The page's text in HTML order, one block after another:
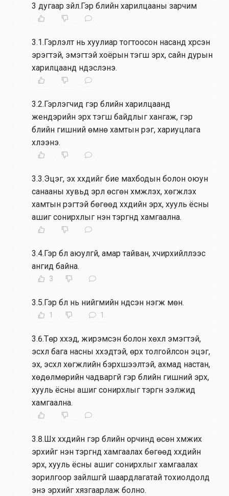
3 дугаар зүйл.Гэр бүлийн харилцааны зарчим
3.1.Гэрлэлт нь хуулиар тогтоосон насанд хүрсэн
эрэгтэй, эмэгтэй хоёрын тэгш эрх, сайн дурын
харилцаанд үндэслэнэ.
3.2.Гэрлэгчид гэр бүлийн харилцаанд
жендэрийн эрх тэгш байдлыг хангаж, гэр
бүлийн гишүүний өмнө хамтын үүрэг, хариуцлага
хүлээнэ.
3.3.Эцэг, эх хүүхдийг бие махбодын болон оюун
санааны хувьд эрүүл өсгөн хүмүүжүүлэх, хөгжүүлэх
хамтын үүрэгтэй бөгөөд хүүхдийн эрх, хууль ёсны
ашиг сонирхлыг нэн тэргүүнд хамгаална.
3.4.Гэр бүл аюулгүй, амар тайван, хүчирхийллээс
ангид байна.
3
3.5.Гэр бүл нь нийгмийн үндсэн нэгж мөн.
1 1
3.6.Төр хүүхэд, жирэмсэн болон хөхүүл эмэгтэй,
эсхүл бага насны хүүхэдтэй, өрх толгойлсон эцэг,
эх, эсхүл хөгжлийн бэрхшээлтэй, ахмад настан,
хөдөлмөрийн чадваргүй гэр бүлийн гишүүний эрх,
хууль ёсны ашиг сонирхлыг тэргүүн ээлжид
хамгаална.
3.8.Шүүх хүүхдийн гэр бүлийн орчинд өсөн хүмүүжих
эрхийг нэн тэргүүнд хамгаалах бөгөөд хүүхдийн
эрх, хууль ёсны ашиг сонирхлыг хамгаалах
зорилгоор зайлшгүй шаардлагатай тохиолдолд
энэ эрхийг хязгаарлаж болно.